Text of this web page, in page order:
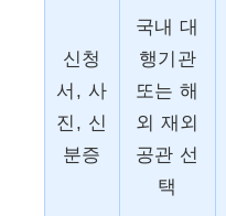
신청
서, 사
진, 신
분증
국내 대
행기관
또는 해
외 재외
공관 선
택